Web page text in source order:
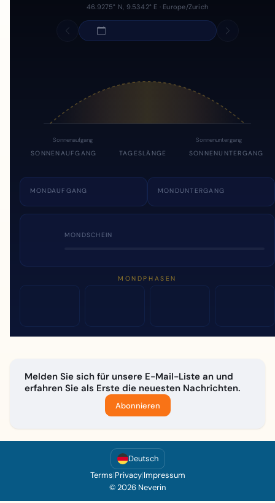
46.9275° N, 9.5342° E · Europe/Zurich
Sonnenaufgang Sonnenuntergang
SONNENAUFGANG TAGESLÄNGE SONNENUNTERGANG
MONDAUFGANG MONDUNTERGANG
MONDSCHEIN
MONDPHASEN
Melden Sie sich für unsere E-Mail-Liste an und
erfahren Sie als Erste die neuesten Nachrichten.
Abonnieren
Deutsch
Terms|Privacy|Impressum
© 2026 Neverin